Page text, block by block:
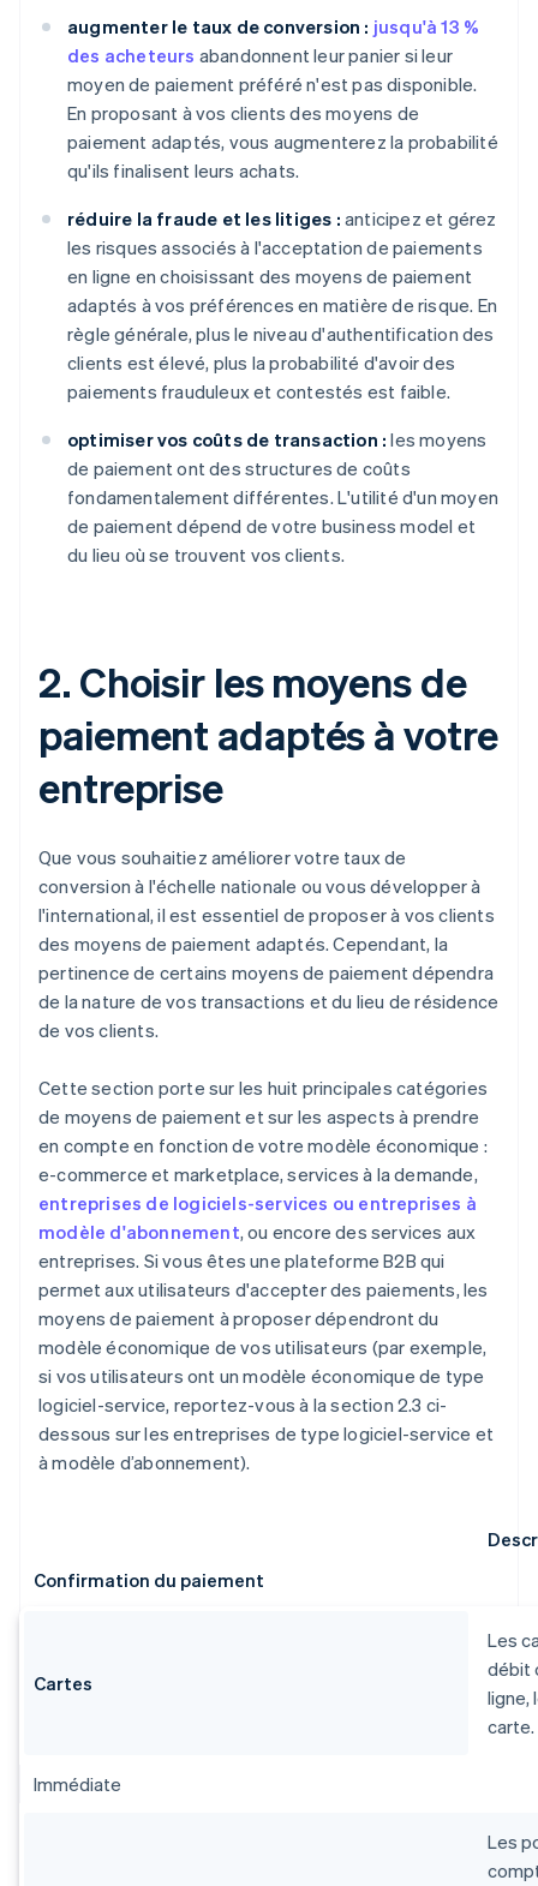
augmenter le taux de conversion : jusqu'à 13 %
des acheteurs abandonnent leur panier si leur
moyen de paiement préféré n'est pas disponible.
En proposant à vos clients des moyens de
paiement adaptés, vous augmenterez la probabilité
qu'ils finalisent leurs achats.
réduire la fraude et les litiges : anticipez et gérez
les risques associés à l'acceptation de paiements
en ligne en choisissant des moyens de paiement
adaptés à vos préférences en matière de risque. En
règle générale, plus le niveau d'authentification des
clients est élevé, plus la probabilité d'avoir des
paiements frauduleux et contestés est faible.
optimiser vos coûts de transaction : les moyens
de paiement ont des structures de coûts
fondamentalement différentes. L'utilité d'un moyen
de paiement dépend de votre business model et
du lieu où se trouvent vos clients.
2. Choisir les moyens de
paiement adaptés à votre
entreprise
Que vous souhaitiez améliorer votre taux de
conversion à l'échelle nationale ou vous développer à
l'international, il est essentiel de proposer à vos clients
des moyens de paiement adaptés. Cependant, la
pertinence de certains moyens de paiement dépendra
de la nature de vos transactions et du lieu de résidence
de vos clients.
Cette section porte sur les huit principales catégories
de moyens de paiement et sur les aspects à prendre
en compte en fonction de votre modèle économique :
e-commerce et marketplace, services à la demande,
entreprises de logiciels-services ou entreprises à
modèle d'abonnement, ou encore des services aux
entreprises. Si vous êtes une plateforme B2B qui
permet aux utilisateurs d'accepter des paiements, les
moyens de paiement à proposer dépendront du
modèle économique de vos utilisateurs (par exemple,
si vos utilisateurs ont un modèle économique de type
logiciel-service, reportez-vous à la section 2.3 ci-
dessous sur les entreprises de type logiciel-service et
à modèle d’abonnement).
Confirmation du paiement
Cartes
Les
débit
ligne,
carte.
Immédiate
Les